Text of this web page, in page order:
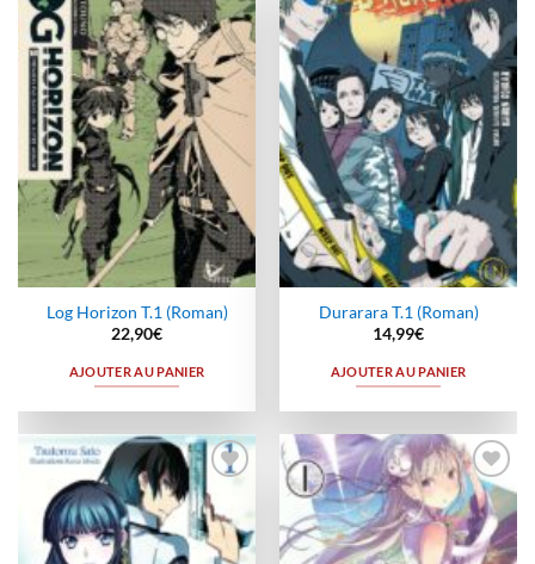
Ajouter
à la
wishlist
Log Horizon T.1 (Roman)
22,90€
AJOUTER AU PANIER
Ajouter
à la
wishlist
Durarara T.1 (Roman)
14,99€
AJOUTER AU PANIER
Ajouter
à la
wishlist
Ajouter
à la
wishlist